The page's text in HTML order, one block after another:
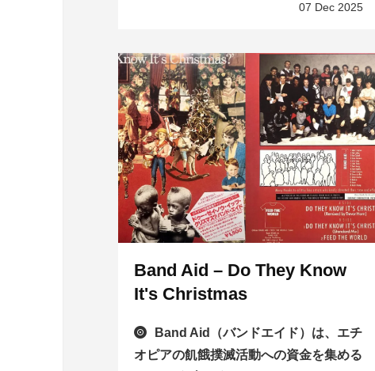
07 Dec 2025
Band Aid – Do They Know
It's Christmas
Band Aid（バンドエイド）は、エチ
オピアの飢餓撲滅活動への資金を集める